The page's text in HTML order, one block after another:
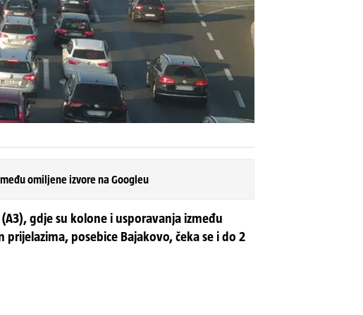
omiljene izvore na Googleu
gdje su kolone i usporavanja između
prijelazima, posebice Bajakovo, čeka se i do 2